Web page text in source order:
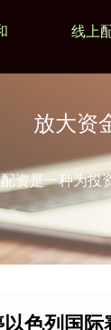
线上
放大资
配资是一种为投
色列国